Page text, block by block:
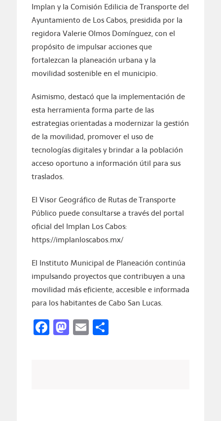
Implan y la Comisión Edilicia de Transporte del
Ayuntamiento de Los Cabos, presidida por la
regidora Valerie Olmos Domínguez, con el
propósito de impulsar acciones que
fortalezcan la planeación urbana y la
movilidad sostenible en el municipio.
Asimismo, destacó que la implementación de
esta herramienta forma parte de las
estrategias orientadas a modernizar la gestión
de la movilidad, promover el uso de
tecnologías digitales y brindar a la población
acceso oportuno a información útil para sus
traslados.
El Visor Geográfico de Rutas de Transporte
Público puede consultarse a través del portal
oficial del Implan Los Cabos:
https://implanloscabos.mx/
El Instituto Municipal de Planeación continúa
impulsando proyectos que contribuyen a una
movilidad más eficiente, accesible e informada
para los habitantes de Cabo San Lucas.
Facebook
Mastodon
EmailCompartir